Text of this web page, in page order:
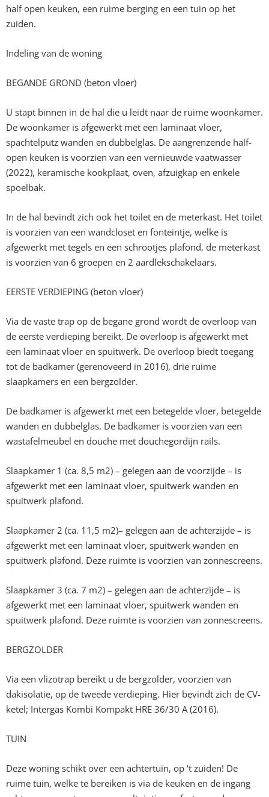
half open keuken, een ruime berging en een tuin op het
zuiden.
Indeling van de woning
BEGANDE GROND (beton vloer)
U stapt binnen in de hal die u leidt naar de ruime woonkamer.
De woonkamer is afgewerkt met een laminaat vloer,
spachtelputz wanden en dubbelglas. De aangrenzende half-
open keuken is voorzien van een vernieuwde vaatwasser
(2022), keramische kookplaat, oven, afzuigkap en enkele
spoelbak.
In de hal bevindt zich ook het toilet en de meterkast. Het toilet
is voorzien van een wandcloset en fonteintje, welke is
afgewerkt met tegels en een schrootjes plafond. de meterkast
is voorzien van 6 groepen en 2 aardlekschakelaars.
EERSTE VERDIEPING (beton vloer)
Via de vaste trap op de begane grond wordt de overloop van
de eerste verdieping bereikt. De overloop is afgewerkt met
een laminaat vloer en spuitwerk. De overloop biedt toegang
tot de badkamer (gerenoveerd in 2016), drie ruime
slaapkamers en een bergzolder.
De badkamer is afgewerkt met een betegelde vloer, betegelde
wanden en dubbelglas. De badkamer is voorzien van een
wastafelmeubel en douche met douchegordijn rails.
Slaapkamer 1 (ca. 8,5 m2) – gelegen aan de voorzijde – is
afgewerkt met een laminaat vloer, spuitwerk wanden en
spuitwerk plafond.
Slaapkamer 2 (ca. 11,5 m2)– gelegen aan de achterzijde – is
afgewerkt met een laminaat vloer, spuitwerk wanden en
spuitwerk plafond. Deze ruimte is voorzien van zonnescreens.
Slaapkamer 3 (ca. 7 m2) – gelegen aan de achterzijde – is
afgewerkt met een laminaat vloer, spuitwerk wanden en
spuitwerk plafond. Deze ruimte is voorzien van zonnescreens.
BERGZOLDER
Via een vlizotrap bereikt u de bergzolder, voorzien van
dakisolatie, op de tweede verdieping. Hier bevindt zich de CV-
ketel; Intergas Kombi Kompakt HRE 36/30 A (2016).
TUIN
Deze woning schikt over een achtertuin, op ‘t zuiden! De
ruime tuin, welke te bereiken is via de keuken en de ingang